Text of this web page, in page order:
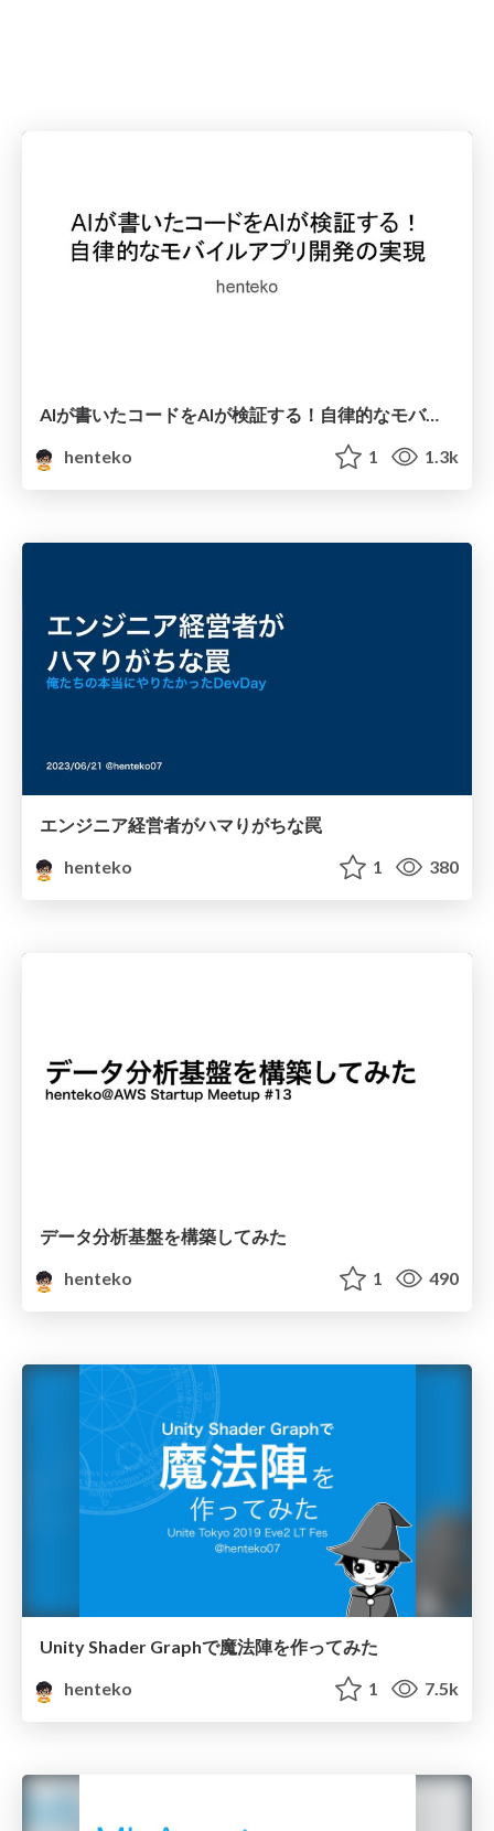
AIが書いたコードをAIが検証する！自律的なモバイルアプリ開発の実現
henteko
1 1.3k
エンジニア経営者がハマりがちな罠
henteko
1 380
データ分析基盤を構築してみた
henteko
1 490
Unity Shader Graphで魔法陣を作ってみた
henteko
1 7.5k